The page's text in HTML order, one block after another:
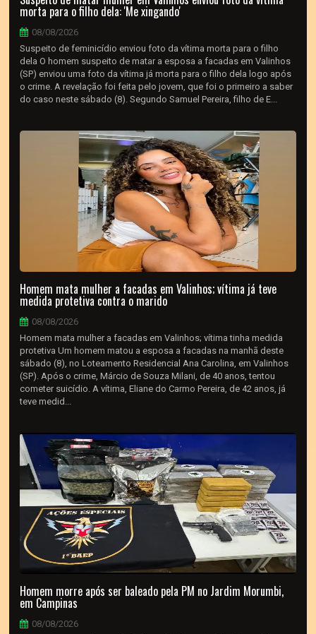
morta para o filho dela: 'Me xingando'
08/08/2026
Suspeito de feminicídio enviou foto da vítima morta para o filho
dela O homem suspeito de matar a esposa a facadas em Valinhos
(SP) enviou uma foto da vítima já morta para o filho dela logo após
o crime. A revelação foi feita pelo jovem, que foi o primeiro a saber
do caso neste sábado (8). Segundo Samuel Pereira, filho de E...
Homem mata mulher a facadas em Valinhos; vítima já teve
medida protetiva contra o marido
08/08/2026
Homem mata mulher a facadas em Valinhos; vítima tinha medida
protetiva Um homem matou a esposa a facadas na manhã deste
sábado (8), no Loteamento Residencial Ana Carolina, em Valinhos
(SP). Após o crime, Márcio de Souza Milani, de 40 anos, tentou
cometer suicídio. A vítima, Eliane do Carmo Pereira, de 42 anos, já
teve medid...
Homem morre após ser baleado pela PM no Jardim Morumbi,
em Campinas
08/08/2026